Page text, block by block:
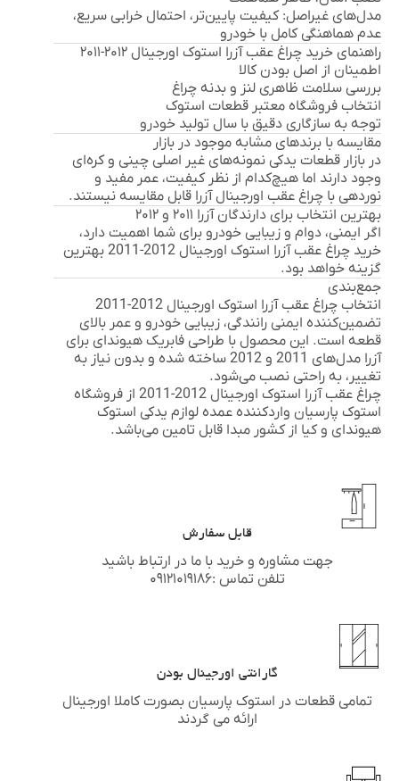
مدل‌های غیراصل: کیفیت پایین‌تر، احتمال خرابی سریع،
عدم هماهنگی کامل با خودرو
راهنمای خرید چراغ عقب آزرا استوک اورجینال ۲۰۱۲-۲۰۱۱
اطمینان از اصل بودن کالا
بررسی سلامت ظاهری لنز و بدنه چراغ
انتخاب فروشگاه معتبر قطعات استوک
توجه به سازگاری دقیق با سال تولید خودرو
مقایسه با برندهای مشابه موجود در بازار
در بازار قطعات یدکی نمونه‌های غیر اصلی چینی و کره‌ای
وجود دارند اما هیچ‌کدام از نظر کیفیت، عمر مفید و
نوردهی با چراغ عقب اورجینال آزرا قابل مقایسه نیستند.
بهترین انتخاب برای دارندگان آزرا ۲۰۱۱ و ۲۰۱۲
اگر ایمنی، دوام و زیبایی خودرو برای شما اهمیت دارد،
خرید چراغ عقب آزرا استوک اورجینال 2012-2011
بهترین
گزینه خواهد بود.
جمع‌بندی
انتخاب چراغ عقب آزرا استوک اورجینال 2012-2011
تضمین‌کننده ایمنی رانندگی، زیبایی خودرو و عمر بالای
قطعه است. این محصول با طراحی فابریک هیوندای برای
آزرا مدل‌های 2011 و 2012 ساخته شده و بدون نیاز به
تغییر، به راحتی نصب می‌شود.
چراغ عقب آزرا استوک اورجینال 2012-2011 از فروشگاه
استوک پارسیان واردکننده عمده لوازم یدکی استوک
هیوندای وکیا از کشور مبدا قابل تامین می‌باشد.
قابل سفارش
جهت مشاوره و خرید با ما در ارتباط باشید
تلفن تماس :۰۹۱۲۱۰۱۹۱۸۶
گارانتی اورجینال بودن
تمامی قطعات در استوک پارسیان بصورت کاملا اورجینال
ارائه می گردند